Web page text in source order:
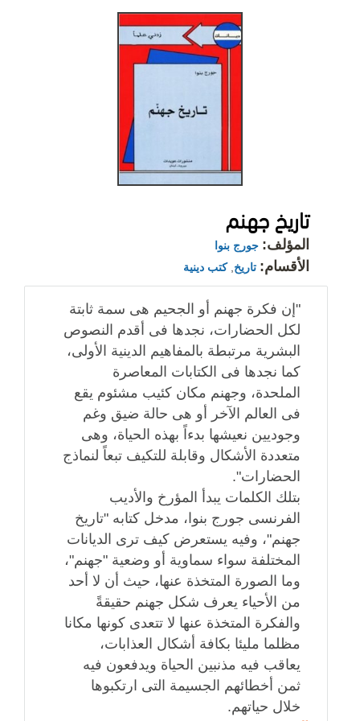
تاريخ جهنم
المؤلف: جورج بنوا
الأقسام: تاريخ ,كتب دينية
"إن فكرة جهنم أو الجحيم هى سمة ثابتة
لكل الحضارات، نجدها فى أقدم النصوص
البشرية مرتبطة بالمفاهيم الدينية الأولى،
كما نجدها فى الكتابات المعاصرة
الملحدة، وجهنم مكان كئيب مشئوم يقع
فى العالم الآخر أو هى حالة ضيق وغم
وجوديين نعيشها بدءاً بهذه الحياة، وهى
متعددة الأشكال وقابلة للتكيف تبعاً لنماذج
الحضارات".
بتلك الكلمات يبدأ المؤرخ والأديب
الفرنسى جورج بنوا، مدخل كتابه "تاريخ
جهنم"، وفيه يستعرض كيف ترى الديانات
المختلفة سواء سماوية أو وضعية "جهنم"،
وما الصورة المتخذة عنها، حيث أن لا أحد
من الأحياء يعرف شكل جهنم حقيقةً
والفكرة المتخذة عنها لا تتعدى كونها مكانا
مظلما مليئا بكافة أشكال العذابات،
يعاقب فيه مذنبين الحياة ويدفعون فيه
ثمن أخطائهم الجسيمة التى ارتكبوها
خلال حياتهم.